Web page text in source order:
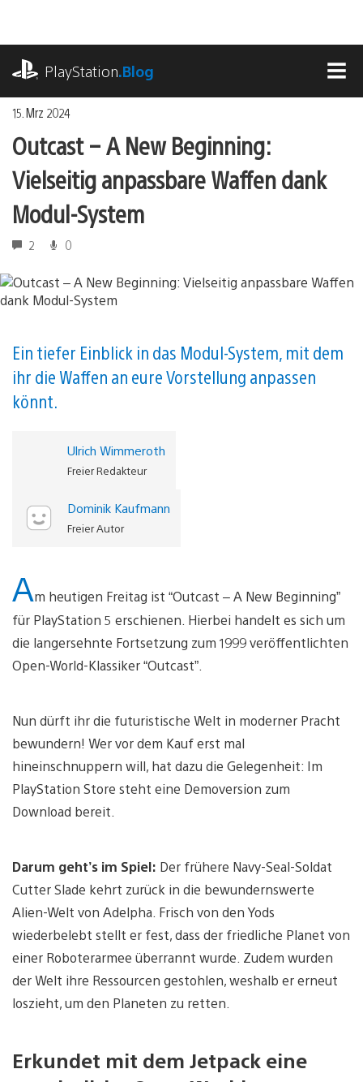
springen
PlayStation.Blog
15. Mrz 2024
Outcast – A New Beginning:
Vielseitig anpassbare Waffen dank
Modul-System
2 0
Ein tiefer Einblick in das Modul-System, mit dem
ihr die Waffen an eure Vorstellung anpassen
könnt.
Ulrich Wimmeroth
Freier Redakteur
Dominik Kaufmann
Freier Autor
Am heutigen Freitag ist “Outcast – A New Beginning”
für PlayStation 5 erschienen. Hierbei handelt es sich um
die langersehnte Fortsetzung zum 1999 veröffentlichten
Open-World-Klassiker “Outcast”.
Nun dürft ihr die futuristische Welt in moderner Pracht
bewundern! Wer vor dem Kauf erst mal
hineinschnuppern will, hat dazu die Gelegenheit: Im
PlayStation Store steht eine Demoversion zum
Download bereit.
Darum geht’s im Spiel: Der frühere Navy-Seal-Soldat
Cutter Slade kehrt zurück in die bewundernswerte
Alien-Welt von Adelpha. Frisch von den Yods
wiederbelebt stellt er fest, dass der friedliche Planet von
einer Roboterarmee überrannt wurde. Zudem wurden
der Welt ihre Ressourcen gestohlen, weshalb er erneut
loszieht, um den Planeten zu retten.
Erkundet mit dem Jetpack eine